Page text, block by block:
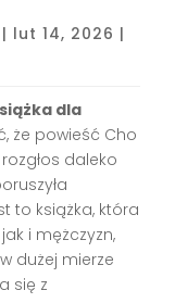
| lut 14, 2026 |
dla
że powieść Cho
daleko
to książka, która
i mężczyzn,
dużej mierze
się z